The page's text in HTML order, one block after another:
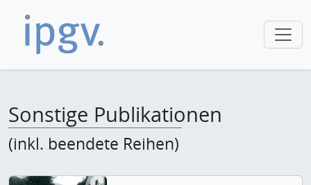
Sonstige Publikationen
(inkl. beendete Reihen)